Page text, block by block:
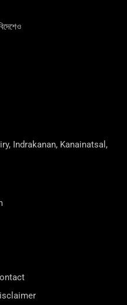
Indrakanan, Kanainatsal,